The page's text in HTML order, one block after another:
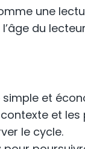
une
du
et
et les
le cycle.